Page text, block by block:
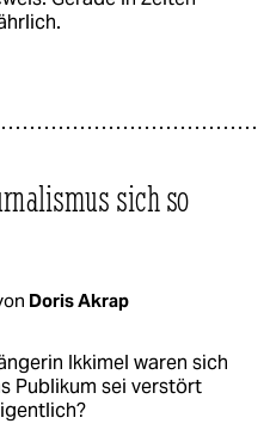
sich so
Doris Akrap
Ikkimel waren sich
Publikum sei verstört